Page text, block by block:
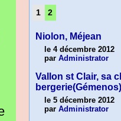
1 2
Niolon, Méjean
le 4 décembre 2012
par Administrator
Vallon st Clair, sa
bergerie(Gémenos)
le 5 décembre 2012
par Administrator